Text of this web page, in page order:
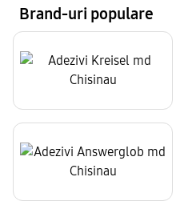
Brand-uri populare